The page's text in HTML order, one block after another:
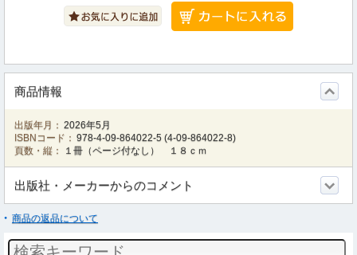
商品情報
出版年月： 2026年5月
ISBNコード： 978-4-09-864022-5 (4-09-864022-8)
頁数・縦：
１冊（ページ付なし） １８ｃｍ
出版社・メーカーからのコメント
商品の返品について